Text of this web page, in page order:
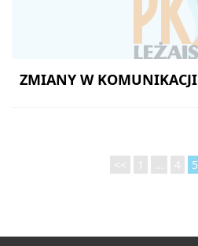
ZMIANY W KOMUNIKACJI
<< 1 4 5